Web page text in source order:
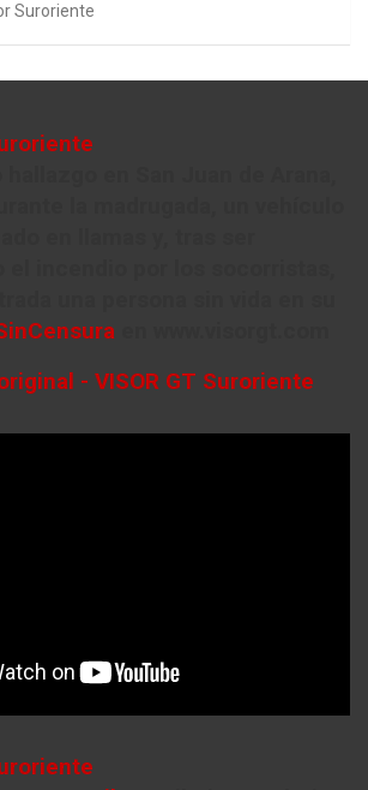
Suroriente
- VISOR GT Suroriente